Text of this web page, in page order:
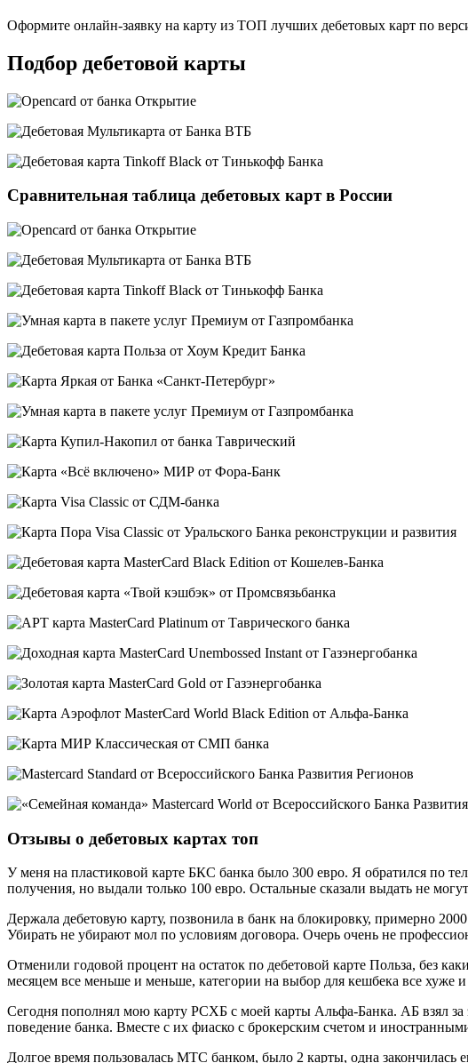
Оформите онлайн-заявку на карту из ТОП лучших дебетовых карт по
Подбор дебетовой карты
Сравнительная таблица дебетовых карт в России
Отзывы о дебетовых картах топ
У меня на пластиковой карте БКС банка было 300 евро. Я обратился по
получения, но выдали только 100 евро. Остальные сказали выдать не
Держала дебетовую карту, позвонила в банк на блокировку, примерно
Убирать не убирают мол по условиям договора. Очерь очень не
Отменили годовой процент на остаток по дебетовой карте Польза, без
месяцем все меньше и меньше, категории на выбор для кешбека все хуже
Сегодня пополнял мою карту РСХБ с моей карты Альфа-Банка. АБ взял за
поведение банка. Вместе с их фиаско с брокерским счетом и
Долгое время пользовалась МТС банком, было 2 карты, одна закончилась